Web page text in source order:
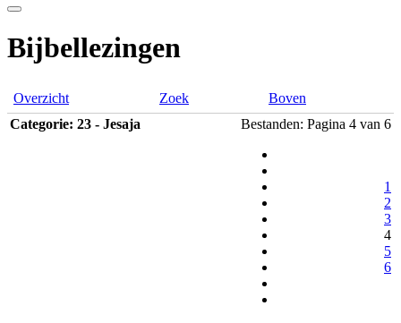
Bijbellezingen
Overzicht Zoek
Boven
Categorie: 23 - Jesaja
Bestanden: Pagina 4 van 6
1
2
3
4
5
6